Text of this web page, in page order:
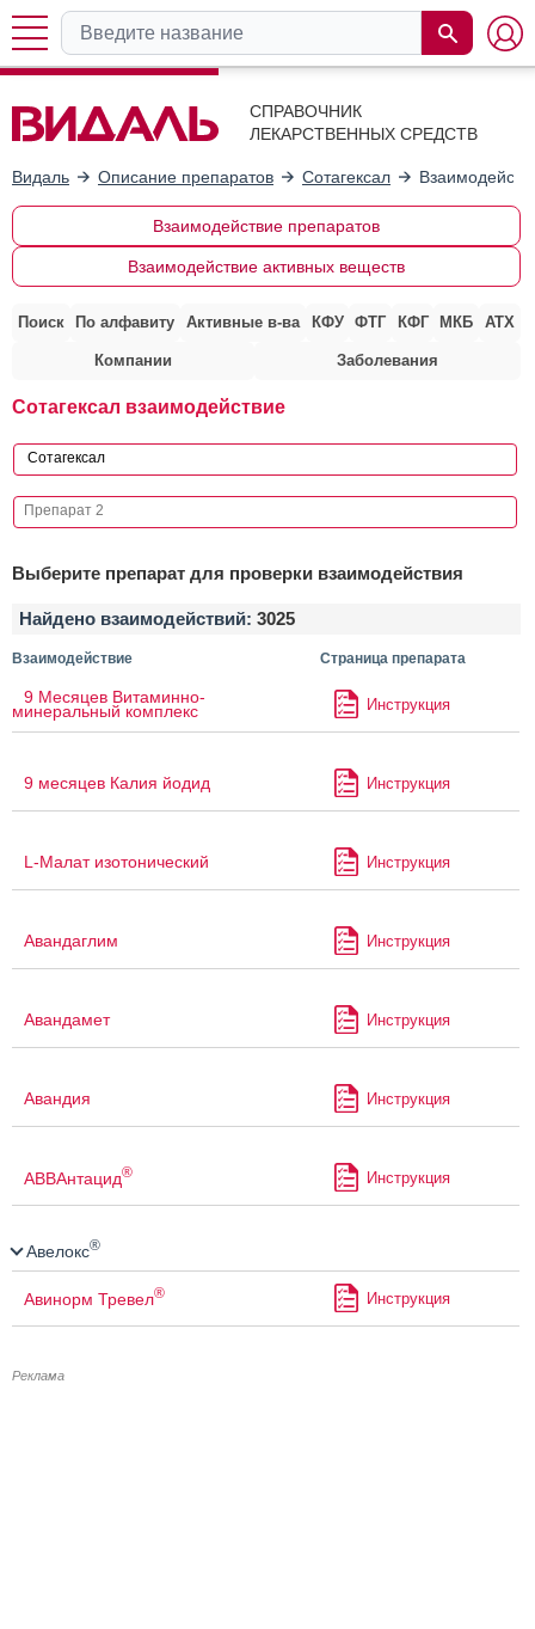
СПРАВОЧНИК
ЛЕКАРСТВЕННЫХ СРЕДСТВ
Видаль Описание препаратов Сотагексал
Взаимодействие препаратов
Взаимодействие активных веществ
Поиск По алфавиту Активные в-ва КФУ ФТГ КФГ МКБ АТХ
Компании Заболевания
Сотагексал взаимодействие
Выберите препарат для проверки взаимодействия
Найдено взаимодействий: 3025
Взаимодействие Страница препарата
9 Месяцев Витаминно-
минеральный комплекс Инструкция
9 месяцев Калия йодид Инструкция
L-Малат изотонический Инструкция
Авандаглим Инструкция
Авандамет Инструкция
Авандия Инструкция
АВВАнтацид® Инструкция
Авелокс®
Авинорм Тревел® Инструкция
Реклама